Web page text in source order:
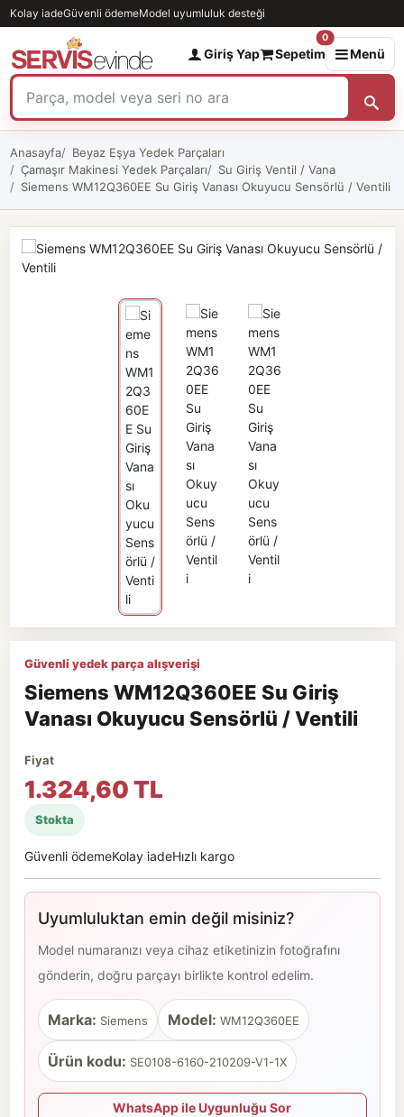
Kolay iadeGüvenli ödemeModel uyumluluk desteği
Giriş Yap Sepetim
0
Menü
Anasayfa
Beyaz Eşya Yedek Parçaları
Çamaşır Makinesi Yedek Parçaları
Su Giriş Ventil / Vana
Siemens WM12Q360EE Su Giriş Vanası Okuyucu Sensörlü / Ventili
Güvenli yedek parça alışverişi
Siemens WM12Q360EE Su Giriş
Vanası Okuyucu Sensörlü / Ventili
Fiyat
1.324,60 TL
Stokta
Güvenli ödemeKolay iadeHızlı kargo
Uyumluluktan emin değil misiniz?
Model numaranızı veya cihaz etiketinizin fotoğrafını
gönderin, doğru parçayı birlikte kontrol edelim.
Marka: Siemens Model: WM12Q360EE
Ürün kodu: SE0108-6160-210209-V1-1X
WhatsApp ile Uygunluğu Sor